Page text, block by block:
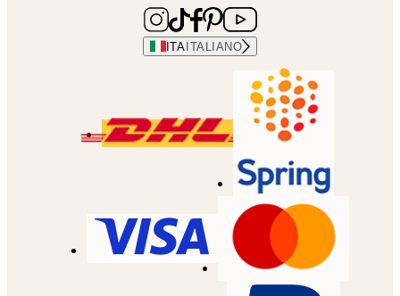
ITAITALIANO